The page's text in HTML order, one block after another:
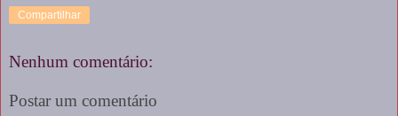
Compartilhar
Nenhum comentário:
Postar um comentário